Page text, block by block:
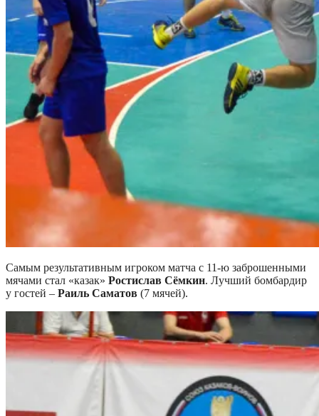
Самым результативным игроком матча с 11-ю заброшенными
мячами стал «казак» Ростислав Сёмкин. Лучший бомбардир
у гостей – Раиль Саматов (7 мячей).